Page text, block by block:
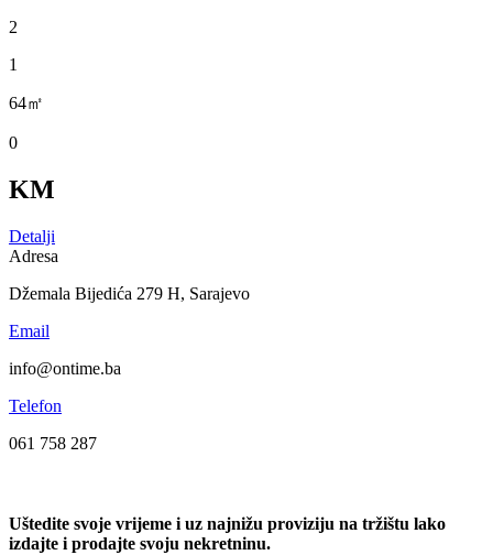
2
1
64㎡
0
KM
Detalji
Adresa
Džemala Bijedića 279 H, Sarajevo
Email
info@ontime.ba
Telefon
061 758 287
Uštedite svoje vrijeme i uz najnižu proviziju na tržištu lako
izdajte i prodajte svoju nekretninu.